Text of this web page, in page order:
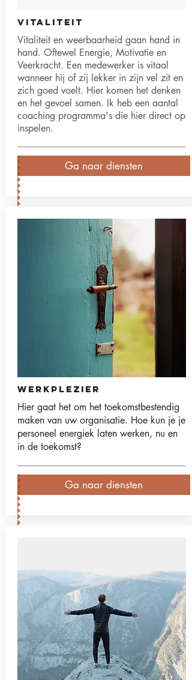
Vitaliteit
Vitaliteit en weerbaarheid gaan hand in
hand. Oftewel Energie, Motivatie en
Veerkracht. Een medewerker is vitaal
wanneer hij of zij lekker in zijn vel zit en
zich goed voelt. Hier komen het denken
en het gevoel samen. Ik heb een aantal
coaching programma's die hier direct op
inspelen.
Ga naar diensten
Werkplezier
Hier gaat het om het toekomstbestendig
maken van uw organisatie. Hoe kun je je
personeel energiek laten werken, nu en
in de toekomst?
Ga naar diensten